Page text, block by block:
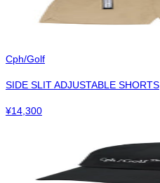
Cph/Golf
SIDE SLIT ADJUSTABLE SHORTS
¥14,300